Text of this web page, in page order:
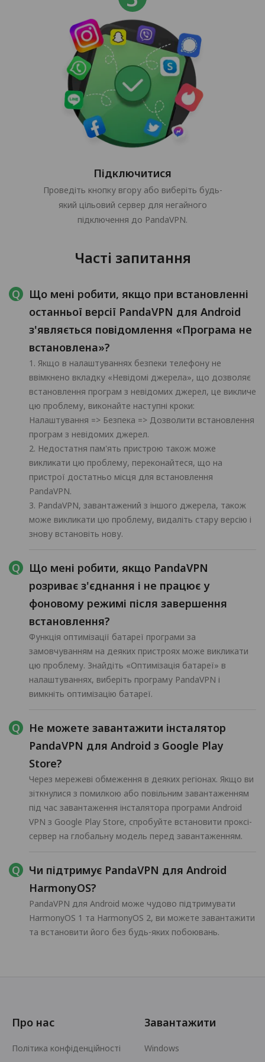
Підключитися
Проведіть кнопку вгору або виберіть будь-
який цільовий сервер для негайного
підключення до PandaVPN.
Часті запитання
Що мені робити, якщо при встановленні
останньої версії PandaVPN для Android
з'являється повідомлення «Програма не
встановлена»?
1. Якщо в налаштуваннях безпеки телефону не
ввімкнено вкладку «Невідомі джерела», що дозволяє
встановлення програм з невідомих джерел, це викличе
цю проблему, виконайте наступні кроки:
Налаштування => Безпека => Дозволити встановлення
програм з невідомих джерел.
2. Недостатня пам'ять пристрою також може
викликати цю проблему, переконайтеся, що на
пристрої достатньо місця для встановлення
PandaVPN.
3. PandaVPN, завантажений з іншого джерела, також
може викликати цю проблему, видаліть стару версію і
знову встановіть нову.
Що мені робити, якщо PandaVPN
розриває з'єднання і не працює у
фоновому режимі після завершення
встановлення?
Функція оптимізації батареї програми за
замовчуванням на деяких пристроях може викликати
цю проблему. Знайдіть «Оптимізація батареї» в
налаштуваннях, виберіть програму PandaVPN і
вимкніть оптимізацію батареї.
Не можете завантажити інсталятор
PandaVPN для Android з Google Play
Store?
Через мережеві обмеження в деяких регіонах. Якщо ви
зіткнулися з помилкою або повільним завантаженням
під час завантаження інсталятора програми Android
VPN з Google Play Store, спробуйте встановити проксі-
сервер на глобальну модель перед завантаженням.
Чи підтримує PandaVPN для Android
HarmonyOS?
PandaVPN для Android може чудово підтримувати
HarmonyOS 1 та HarmonyOS 2, ви можете завантажити
та встановити його без будь-яких побоювань.
Про нас
Політика конфіденційності
Завантажити
Windows